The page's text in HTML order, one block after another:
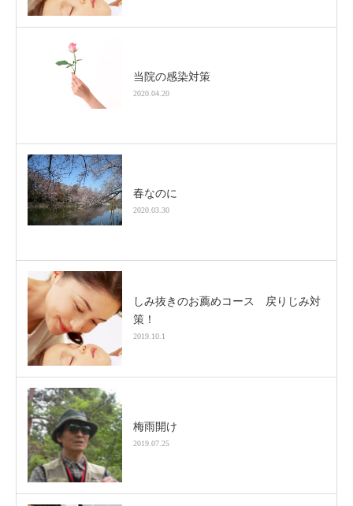
当院の感染対策
2020.04.20
春なのに
2020.03.30
しみ抜きのお薦めコース 戻りじみ対
策！
2019.10.1
梅雨開け
2019.07.25